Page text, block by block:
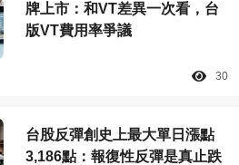
牌上市：和VT差異一次看，台
版VT費用率爭議
30
台股反彈創史上最大單日漲點
3,186點：報復性反彈是真止跌